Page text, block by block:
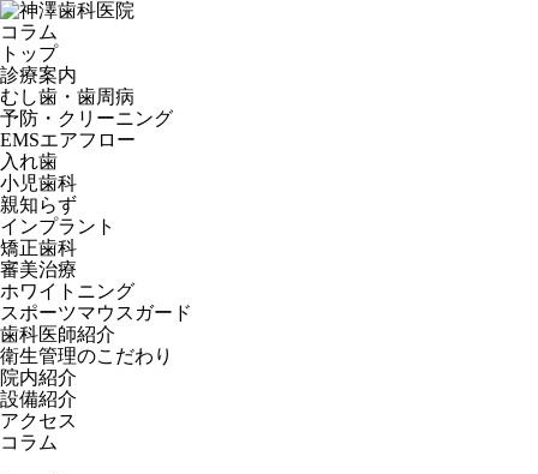
コラム
トップ
診療案内
むし歯・歯周病
予防・クリーニング
EMSエアフロー
入れ歯
小児歯科
親知らず
インプラント
矯正歯科
審美治療
ホワイトニング
スポーツマウスガード
歯科医師紹介
衛生管理のこだわり
院内紹介
設備紹介
アクセス
コラム